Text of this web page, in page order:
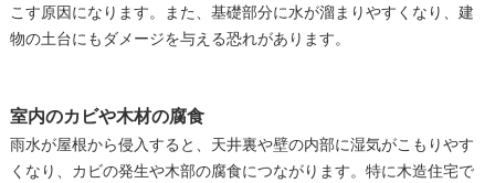
こす原因になります。また、基礎部分に水が溜まりやすくなり、建
物の土台にもダメージを与える恐れがあります。
室内のカビや木材の腐食
雨水が屋根から侵入すると、天井裏や壁の内部に湿気がこもりやす
くなり、カビの発生や木部の腐食につながります。特に木造住宅で